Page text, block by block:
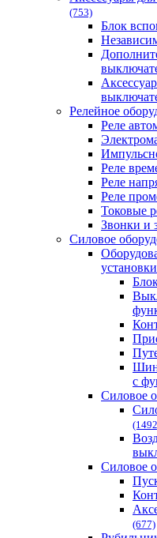
(753)
Блок
Релейное
Реле
Реле
Реле
Реле
Токовые
Звонки и
Силовое
установки
с
Силовое
Силовое
(677)